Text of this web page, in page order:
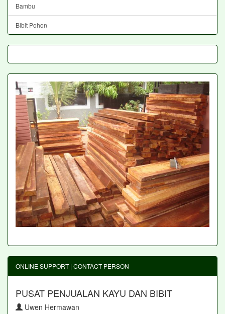
Bambu
Bibit Pohon
ONLINE SUPPORT | CONTACT PERSON
PUSAT PENJUALAN KAYU DAN BIBIT
Uwen Hermawan